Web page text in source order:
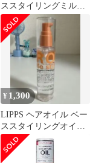
ススタイリングミルク
95ml 2本セット
¥ 1,300
LIPPS ヘアオイル ベー
ススタイリングオイル
キンモクセイの香り